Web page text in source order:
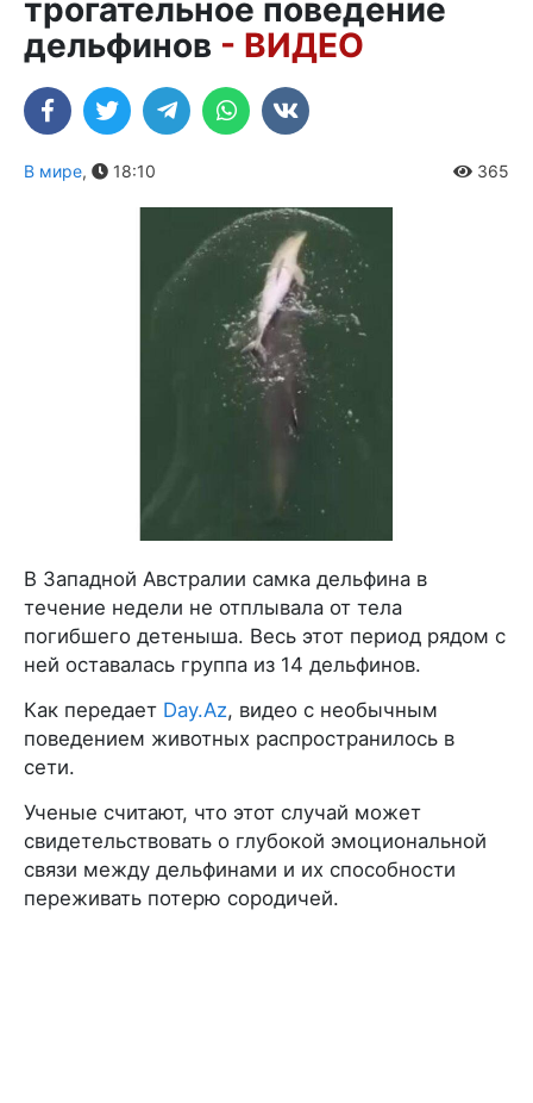
трогательное поведение
дельфинов - ВИДЕО
В мире, 18:10 365
В Западной Австралии самка дельфина в
течение недели не отплывала от тела
погибшего детеныша. Весь этот период рядом с
ней оставалась группа из 14 дельфинов.
Как передает Day.Az, видео с необычным
поведением животных распространилось в
сети.
Ученые считают, что этот случай может
свидетельствовать о глубокой эмоциональной
связи между дельфинами и их способности
переживать потерю сородичей.